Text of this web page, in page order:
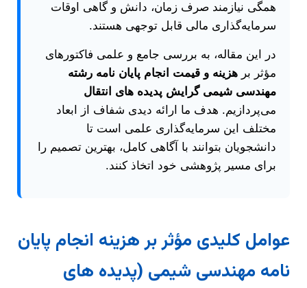
همگی نیازمند صرف زمان، دانش و گاهی اوقات
سرمایه‌گذاری مالی قابل توجهی هستند.
در این مقاله، به بررسی جامع و علمی فاکتورهای
مؤثر بر هزینه و قیمت انجام پایان نامه رشته
مهندسی شیمی گرایش پدیده های انتقال
می‌پردازیم. هدف ما ارائه دیدی شفاف از ابعاد
مختلف این سرمایه‌گذاری علمی است تا
دانشجویان بتوانند با آگاهی کامل، بهترین تصمیم را
برای مسیر پژوهشی خود اتخاذ کنند.
عوامل کلیدی مؤثر بر هزینه انجام پایان
نامه مهندسی شیمی (پدیده های